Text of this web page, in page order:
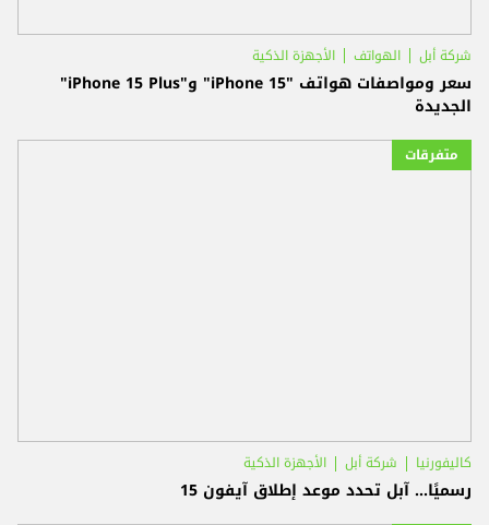
شركة أبل الهواتف الأجهزة الذكية
سعر ومواصفات هواتف "iPhone 15" و"iPhone 15 Plus"
الجديدة
متفرقات
كاليفورنيا شركة أبل الأجهزة الذكية
رسميًا... آبل تحدد موعد إطلاق آيفون 15